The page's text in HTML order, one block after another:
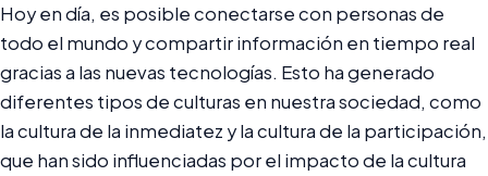
Hoy en día, es posible conectarse con personas de
todo el mundo y compartir información en tiempo real
gracias a las nuevas tecnologías. Esto ha generado
diferentes tipos de culturas en nuestra sociedad, como
la cultura de la inmediatez y la cultura de la participación,
que han sido influenciadas por el impacto de la cultura